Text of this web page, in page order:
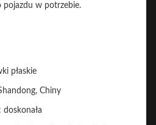
pojazdu w potrzebie.
płaskie
Chiny